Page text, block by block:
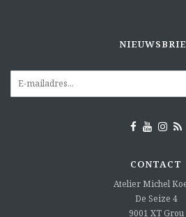
CONTACT
Atelier Michel
De Seize 4
9001 XT Grou